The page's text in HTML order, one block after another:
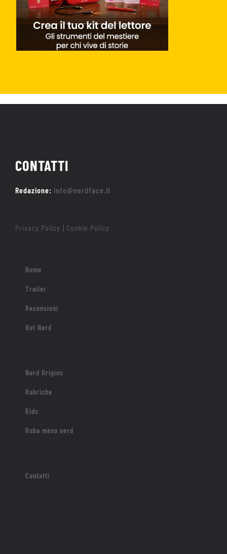
CONTATTI
Redazione: info@nerdface.it
Privacy Policy Cookie Policy
Home
Trailer
Recensioni
Hot Nerd
Nerd Origins
Rubriche
Kids
Roba meno nerd
Contatti